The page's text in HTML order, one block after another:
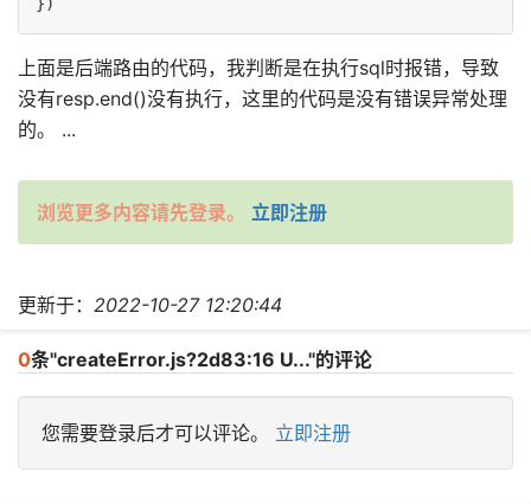
上面是后端路由的代码，我判断是在执行sql时报错，导致
没有resp.end()没有执行，这里的代码是没有错误异常处理
的。 ...
浏览更多内容请先登录。 立即注册
更新于： 2022-10-27 12:20:44
0条"createError.js?2d83:16 U..."的评论
您需要登录后才可以评论。 立即注册